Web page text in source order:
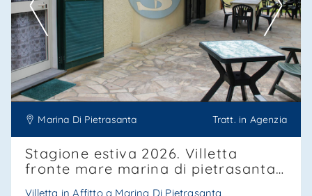
--------------------
Vedi tutti i dettagli
Marina Di Pietrasanta Tratt. in Agenzia
Stagione estiva 2026. Villetta
fronte mare marina di pietrasanta,
Villetta in Affitto a Marina Di Pietrasanta